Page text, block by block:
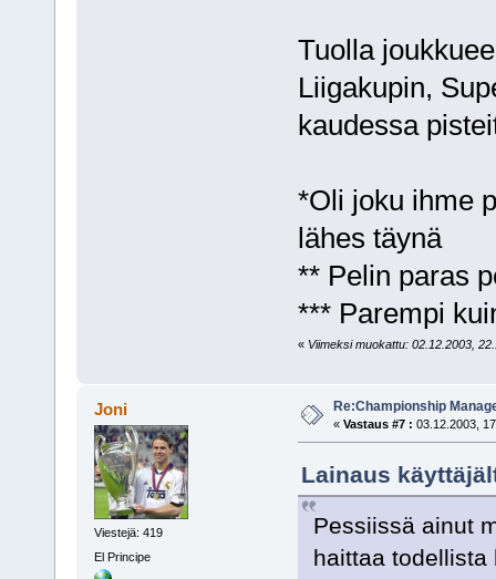
Tuolla
Liigakupin,
kaudessa
*Oli joku ihme
lähes täynä
** Pelin paras
*** Parempi
« Viimeksi muokattu: 02.12.2003,
Joni
Viestejä: 419
El Principe
Re:Championship
« Vastaus #7 : 03.12.2003,
Lainaus
Pessiissä ainut
haittaa